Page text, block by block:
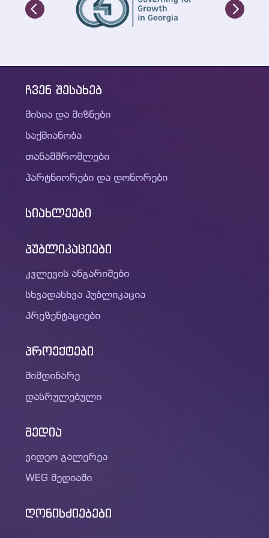
ჩვენ შესახებ
მისია და მიზნები
საქმიანობა
თანამშრომლები
პარტნიორები და დონორები
სიახლეები
პუბლიკაციები
კვლევის ანგარიშები
სხვადასხვა პუბლიკაცია
პრეზენტაციები
პროექტები
მიმდინარე
დასრულებული
მედია
ვიდეო გალერეა
WEG მედიაში
ღონისძიებები